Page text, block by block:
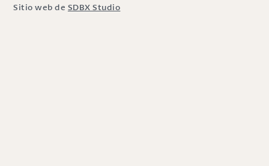
Sitio web de SDBX Studio